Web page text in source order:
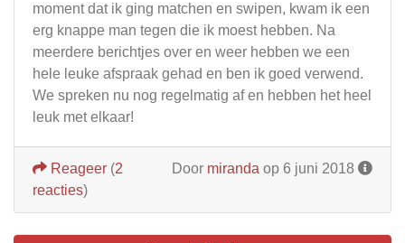
moment dat ik ging matchen en swipen, kwam ik een
erg knappe man tegen die ik moest hebben. Na
meerdere berichtjes over en weer hebben we een
hele leuke afspraak gehad en ben ik goed verwend.
We spreken nu nog regelmatig af en hebben het heel
leuk met elkaar!
Door miranda op 6 juni 2018
Reageer (2
reacties)